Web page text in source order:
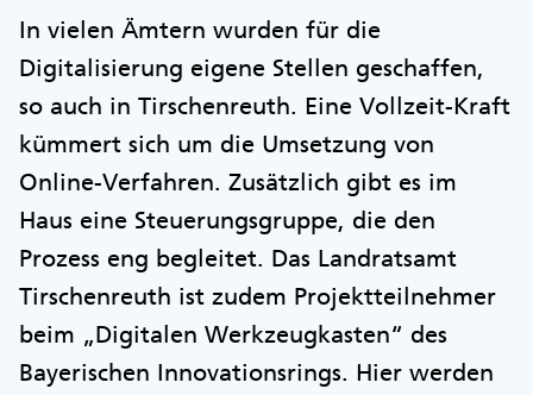
In vielen Ämtern wurden für die
Digitalisierung eigene Stellen geschaffen,
so auch in Tirschenreuth. Eine Vollzeit-Kraft
kümmert sich um die Umsetzung von
Online-Verfahren. Zusätzlich gibt es im
Haus eine Steuerungsgruppe, die den
Prozess eng begleitet. Das Landratsamt
Tirschenreuth ist zudem Projektteilnehmer
beim „Digitalen Werkzeugkasten“ des
Bayerischen Innovationsrings. Hier werden